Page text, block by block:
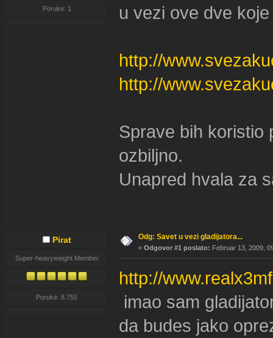
Poruke: 1
u vezi ove dve
http://
http://
Sprave bih koristio
ozbiljno.
Unapred hvala za
Pirat
Super-heavyweight Member
Poruke: 8.755
Odg: Savet u vezi gladijatora...
« Odgovor #1 poslato: Februar 13, 2009,
http://
imao sam
da budes jako